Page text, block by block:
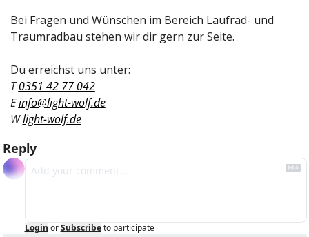
Bei Fragen und Wünschen im Bereich Laufrad- und
Traumradbau stehen wir dir gern zur Seite.
Du erreichst uns unter:
T 0351 42 77 042
E info@light-wolf.de
W light-wolf.de
Reply
Login or Subscribe to participate